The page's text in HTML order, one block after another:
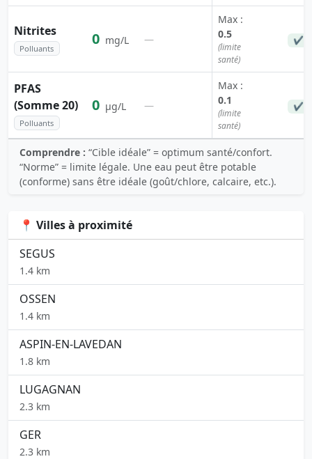
Nitrites
Polluants
0 mg/L —
Max :
0.5
(limite
santé)
✔
PFAS
(Somme 20)
Polluants
0 µg/L —
Max :
0.1
(limite
santé)
✔
Comprendre : “Cible idéale” = optimum santé/confort.
“Norme” = limite légale. Une eau peut être potable
(conforme) sans être idéale (goût/chlore, calcaire, etc.).
📍 Villes à proximité
SEGUS
1.4 km
OSSEN
1.4 km
ASPIN-EN-LAVEDAN
1.8 km
LUGAGNAN
2.3 km
GER
2.3 km